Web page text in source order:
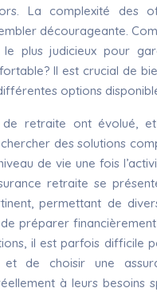
La complexité des
décourageante.
plus judicieux pour
Il est crucial de
options
de retraite ont évolué,
des solutions
de vie une fois
retraite se
permettant de
préparer financièrement
il est parfois difficile
et de choisir une
à leurs besoins